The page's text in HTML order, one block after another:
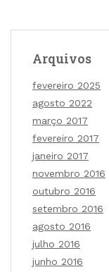
Arquivos
fevereiro 2025
agosto 2022
março 2017
fevereiro 2017
janeiro 2017
novembro 2016
outubro 2016
setembro 2016
agosto 2016
julho 2016
junho 2016